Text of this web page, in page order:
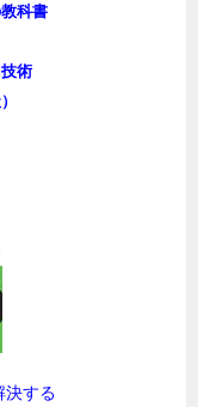
科書
術
決する